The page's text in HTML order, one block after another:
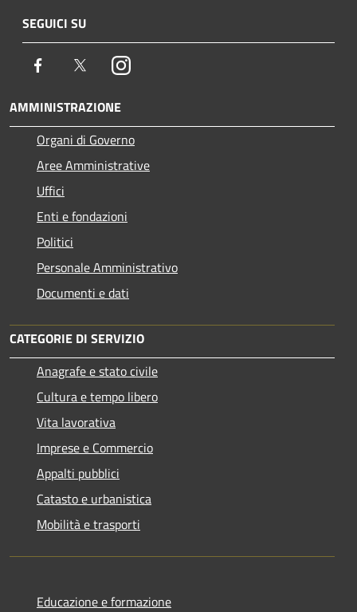
SEGUICI SU
Facebook TwitterInstagram
AMMINISTRAZIONE
Organi di Governo
Aree Amministrative
Uffici
Enti e fondazioni
Politici
Personale Amministrativo
Documenti e dati
CATEGORIE DI SERVIZIO
Anagrafe e stato civile
Cultura e tempo libero
Vita lavorativa
Imprese e Commercio
Appalti pubblici
Catasto e urbanistica
Mobilità e trasporti
Educazione e formazione